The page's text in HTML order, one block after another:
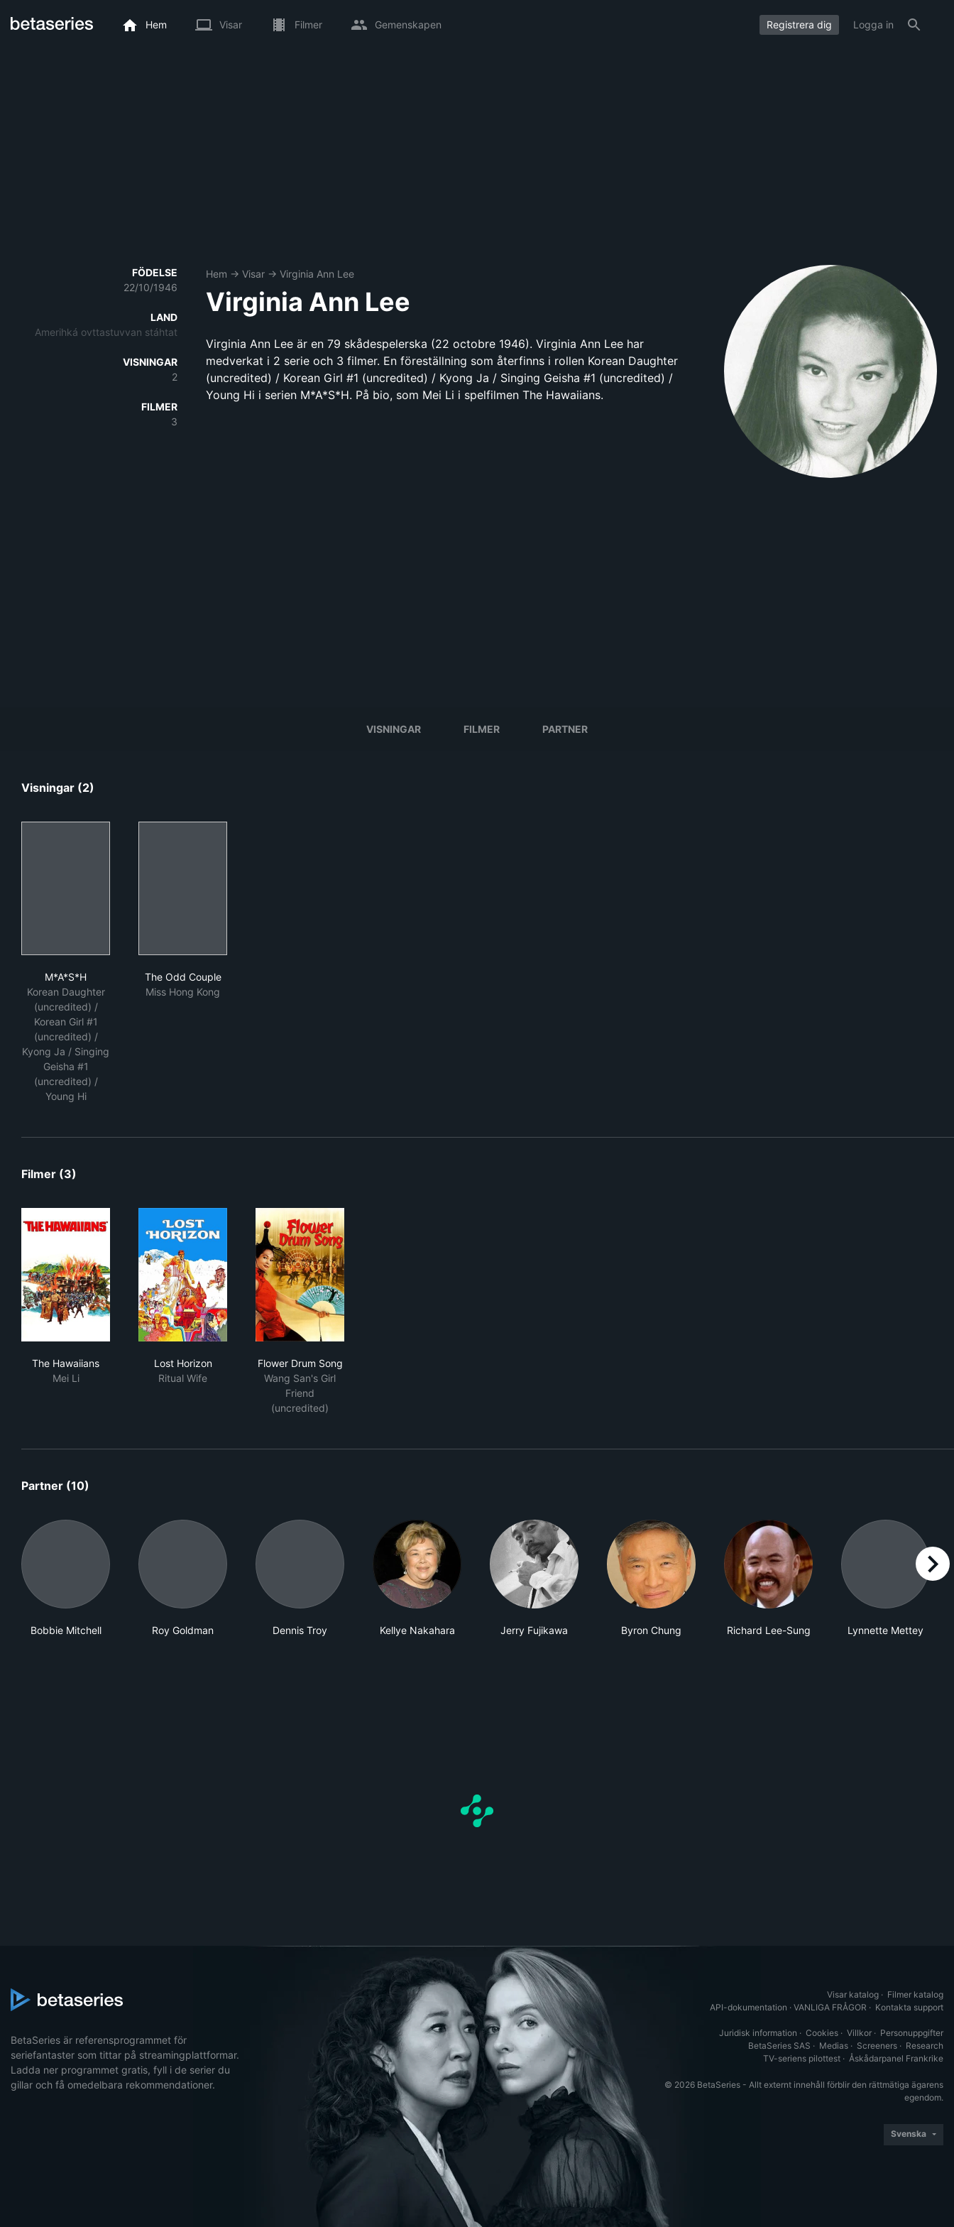
Hem Visar Filmer Gemenskapen Registrera dig Logga in
FÖDELSE
22/10/1946
LAND
Amerihká ovttastuvvan stáhtat
VISNINGAR
2
FILMER
3
Hem → Visar → Virginia Ann Lee
Virginia Ann Lee
Virginia Ann Lee är en 79 skådespelerska (22 octobre 1946). Virginia Ann Lee har
medverkat i 2 serie och 3 filmer. En föreställning som återfinns i rollen Korean Daughter
(uncredited) / Korean Girl #1 (uncredited) / Kyong Ja / Singing Geisha #1 (uncredited) /
Young Hi i serien M*A*S*H. På bio, som Mei Li i spelfilmen The Hawaiians.
VISNINGAR FILMER PARTNER
Visningar (2)
M*A*S*H
Korean Daughter
(uncredited) /
Korean Girl #1
(uncredited) /
Kyong Ja / Singing
Geisha #1
(uncredited) /
Young Hi
The Odd Couple
Miss Hong Kong
Filmer (3)
The Hawaiians
Mei Li
Lost Horizon
Ritual Wife
Flower Drum Song
Wang San's Girl
Friend
(uncredited)
Partner (10)
Bobbie Mitchell Roy Goldman Dennis Troy Kellye Nakahara Jerry Fujikawa Byron Chung Richard Lee-Sung Lynnette Mettey
right
BetaSeries är referensprogrammet för
seriefantaster som tittar på streamingplattformar.
Ladda ner programmet gratis, fyll i de serier du
gillar och få omedelbara rekommendationer.
Visar katalog · Filmer katalog
API-dokumentation · VANLIGA FRÅGOR · Kontakta support
Juridisk information · Cookies · Villkor · Personuppgifter
BetaSeries SAS · Medias · Screeners · Research
TV-seriens pilottest · Åskådarpanel Frankrike
© 2026 BetaSeries - Allt externt innehåll förblir den rättmätiga ägarens
egendom.
Svenska